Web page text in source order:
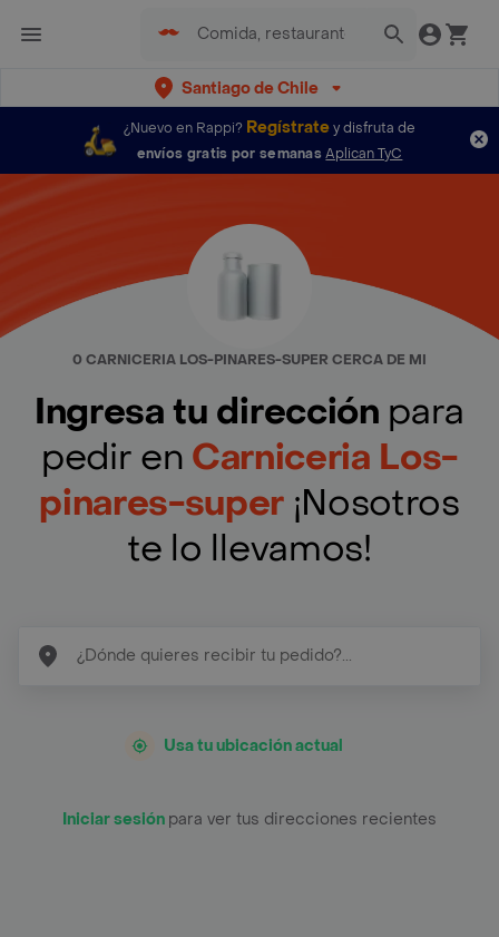
Santiago de Chile
¿Nuevo en Rappi? Regístratey disfruta de
envíos gratis por semanas Aplican TyC
0 CARNICERIA LOS-PINARES-SUPER CERCA DE MI
Ingresa tu dirección para
pedir en Carniceria Los-
pinares-super ¡Nosotros
te lo llevamos!
Usa tu ubicación actual
Iniciar sesión para ver tus direcciones recientes